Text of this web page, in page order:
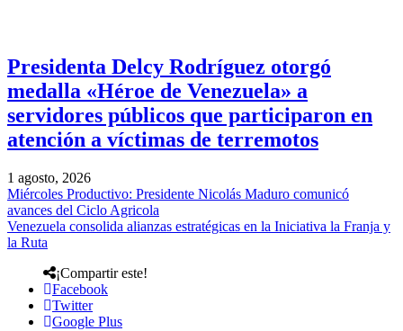
Presidenta Delcy Rodríguez otorgó
medalla «Héroe de Venezuela» a
servidores públicos que participaron en
atención a víctimas de terremotos
1 agosto, 2026
Miércoles Productivo: Presidente Nicolás Maduro comunicó
avances del Ciclo Agricola
Venezuela consolida alianzas estratégicas en la Iniciativa la Franja y
la Ruta
¡Compartir este!
Facebook
Twitter
Google Plus